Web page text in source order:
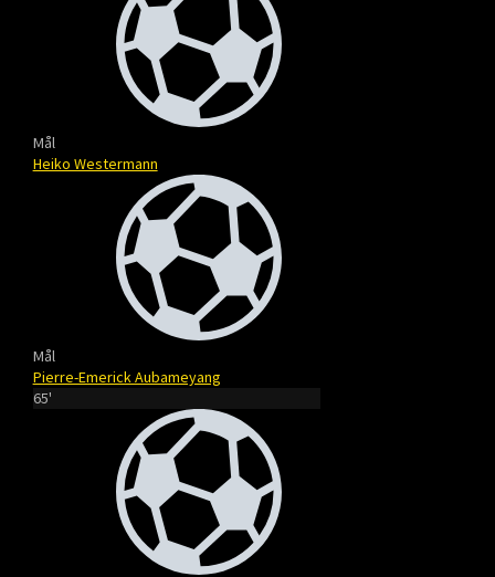
Mål
Heiko Westermann
Mål
Pierre-Emerick Aubameyang
65'